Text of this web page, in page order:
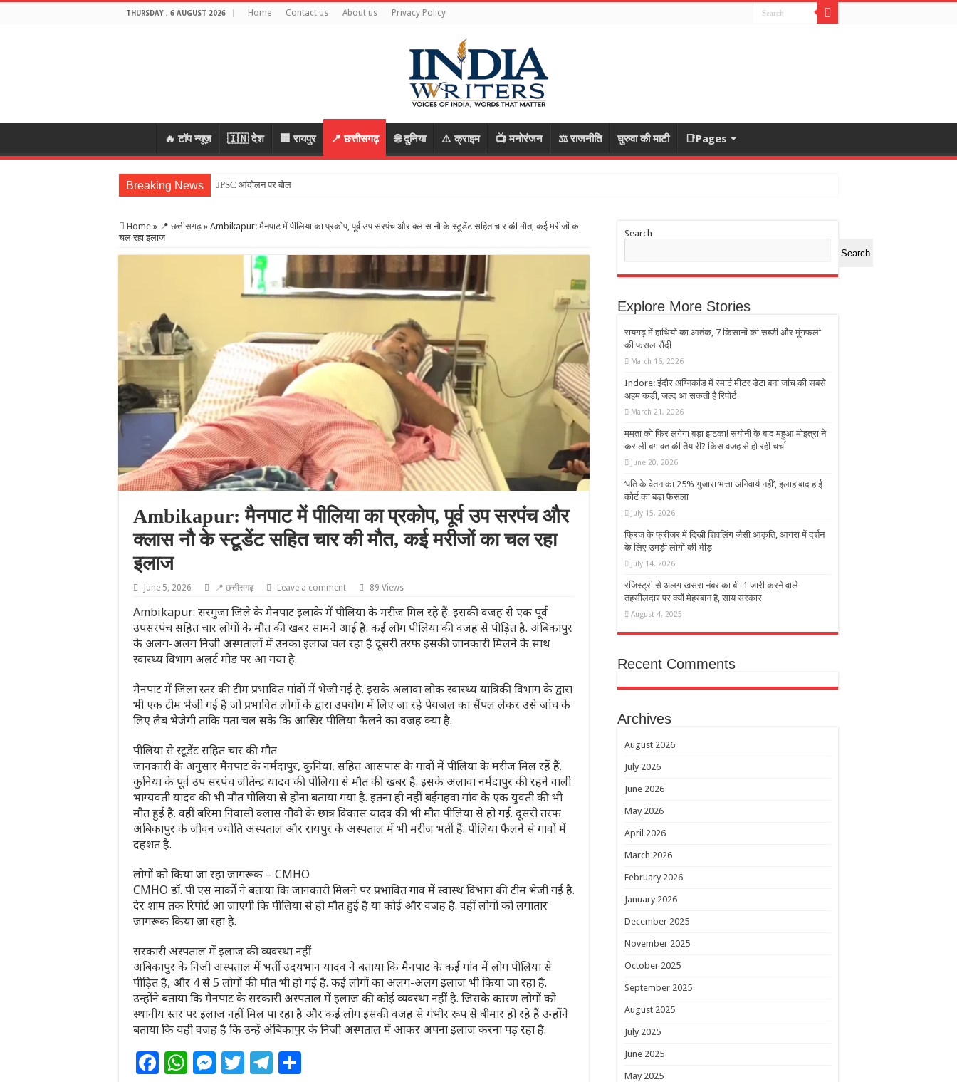
THURSDAY , 6 AUGUST 2026 Home Contact us About us Privacy Policy
🔥 टॉप न्यूज़ 🇮🇳 देश 🏢 रायपुर 📍 छत्तीसगढ़ 🌐 दुनिया ⚠️ क्राइम 📺 मनोरंजन ⚖️ राजनीति घुरुवा की माटी 📑Pages
Breaking News JPSC आंदोलन पर बोले CM हेमंत सोरेन, कह
Home » 📍 छत्तीसगढ़ » Ambikapur: मैनपाट में पीलिया का प्रकोप, पूर्व उप सरपंच और क्लास नौ के स्टूडेंट सहित चार की मौत, कई मरीजों का
चल रहा इलाज
Ambikapur: मैनपाट में पीलिया का प्रकोप, पूर्व उप सरपंच और
क्लास नौ के स्टूडेंट सहित चार की मौत, कई मरीजों का चल रहा
इलाज
June 5, 2026 📍 छत्तीसगढ़ Leave a comment 89 Views
Ambikapur: सरगुजा जिले के मैनपाट इलाके में पीलिया के मरीज मिल रहे हैं. इसकी वजह से एक पूर्व
उपसरपंच सहित चार लोगों के मौत की खबर सामने आई है. कई लोग पीलिया की वजह से पीड़ित है. अंबिकापुर
के अलग-अलग निजी अस्पतालों में उनका इलाज चल रहा है दूसरी तरफ इसकी जानकारी मिलने के साथ
स्वास्थ्य विभाग अलर्ट मोड पर आ गया है.
मैनपाट में जिला स्तर की टीम प्रभावित गांवों में भेजी गई है. इसके अलावा लोक स्वास्थ्य यांत्रिकी विभाग के द्वारा
भी एक टीम भेजी गई है जो प्रभावित लोगों के द्वारा उपयोग में लिए जा रहे पेयजल का सैंपल लेकर उसे जांच के
लिए लैब भेजेगी ताकि पता चल सके कि आखिर पीलिया फैलने का वजह क्या है.
पीलिया से स्टूडेंट सहित चार की मौत
जानकारी के अनुसार मैनपाट के नर्मदापुर, कुनिया, सहित आसपास के गावों में पीलिया के मरीज मिल रहें हैं.
कुनिया के पूर्व उप सरपंच जीतेन्द्र यादव की पीलिया से मौत की खबर है. इसके अलावा नर्मदापुर की रहने वाली
भाग्यवती यादव की भी मौत पीलिया से होना बताया गया है. इतना ही नहीं बईगहवा गांव के एक युवती की भी
मौत हुई है. वहीं बरिमा निवासी क्लास नौवी के छात्र विकास यादव की भी मौत पीलिया से हो गई. दूसरी तरफ
अंबिकापुर के जीवन ज्योति अस्पताल और रायपुर के अस्पताल में भी मरीज भर्ती हैं. पीलिया फैलने से गावों में
दहशत है.
लोगों को किया जा रहा जागरूक – CMHO
CMHO डॉ. पी एस मार्को ने बताया कि जानकारी मिलने पर प्रभावित गांव में स्वास्थ विभाग की टीम भेजी गई है.
देर शाम तक रिपोर्ट आ जाएगी कि पीलिया से ही मौत हुई है या कोई और वजह है. वहीं लोगों को लगातार
जागरूक किया जा रहा है.
सरकारी अस्पताल में इलाज की व्यवस्था नहीं
अंबिकापुर के निजी अस्पताल में भर्ती उदयभान यादव ने बताया कि मैनपाट के कई गांव में लोग पीलिया से
पीड़ित है, और 4 से 5 लोगों की मौत भी हो गई है. कई लोगों का अलग-अलग इलाज भी किया जा रहा है.
उन्होंने बताया कि मैनपाट के सरकारी अस्पताल में इलाज की कोई व्यवस्था नहीं है. जिसके कारण लोगों को
स्थानीय स्तर पर इलाज नहीं मिल पा रहा है और कई लोग इसकी वजह से गंभीर रूप से बीमार हो रहे हैं उन्होंने
बताया कि यही वजह है कि उन्हें अंबिकापुर के निजी अस्पताल में आकर अपना इलाज करना पड़ रहा है.
F W M T T
Search
Search
Explore More Stories
रायगढ़ में हाथियों का आतंक, 7 किसानों की सब्जी और मूंगफली
की फसल रौंदी
March 16, 2026
Indore: इंदौर अग्निकांड में स्मार्ट मीटर डेटा बना जांच की सबसे
अहम कड़ी, जल्द आ सकती है रिपोर्ट
March 21, 2026
ममता को फिर लगेगा बड़ा झटका! सयोनी के बाद महुआ मोइत्रा ने
कर ली बगावत की तैयारी? किस वजह से हो रही चर्चा
June 20, 2026
‘पति के वेतन का 25% गुजारा भत्ता अनिवार्य नहीं’, इलाहाबाद हाई
कोर्ट का बड़ा फैसला
July 15, 2026
फ्रिज के फ्रीजर में दिखी शिवलिंग जैसी आकृति, आगरा में दर्शन
के लिए उमड़ी लोगों की भीड़
July 14, 2026
रजिस्ट्री से अलग खसरा नंबर का बी-1 जारी करने वाले
तहसीलदार पर क्यों मेहरबान है, साय सरकार
August 4, 2025
Recent Comments
Archives
August 2026
July 2026
June 2026
May 2026
April 2026
March 2026
February 2026
January 2026
December 2025
November 2025
October 2025
September 2025
August 2025
July 2025
June 2025
May 2025